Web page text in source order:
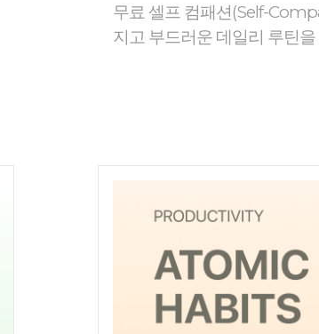
무료 셀프 컴패션(Self-
지고 부드러운 데일리 루틴